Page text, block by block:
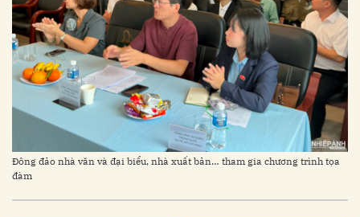
Đông đảo nhà văn và đại biểu, nhà xuất bản… tham gia chương trình tọa
đàm